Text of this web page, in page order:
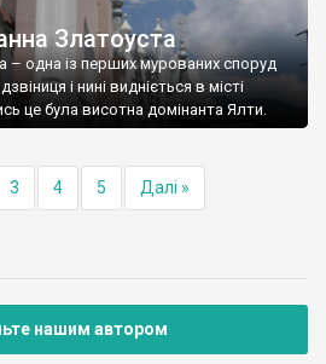
Златоуста
– одна із перших мурованих споруд
і нині видніється в місті
це була висотна домінанта Ялти.
3 4 5 Далі »
нашим автором